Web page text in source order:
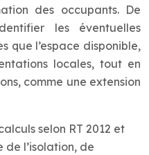
des occupants. De
les éventuelles
que l’espace disponible,
locales, tout en
comme une extension
selon RT 2012 et
de l’isolation, de